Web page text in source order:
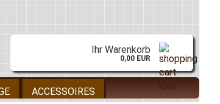
Ihr Warenkorb
0,00 EUR
ACCESSOIRES